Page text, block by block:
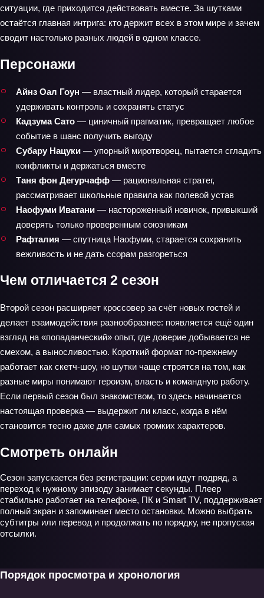
ситуации, где приходится действовать вместе. За шутками
остаётся главная интрига: кто держит всех в этом мире и зачем
сводит настолько разных людей в одном классе.
Персонажи
Айнз Оал Гоун — властный лидер, который старается
удерживать контроль и сохранять статус
Кадзума Сато — циничный прагматик, превращает любое
событие в шанс получить выгоду
Субару Нацуки — упорный миротворец, пытается сгладить
конфликты и держаться вместе
Таня фон Дегурчафф — рациональная стратег,
рассматривает школьные правила как полевой устав
Наофуми Иватани — настороженный новичок, привыкший
доверять только проверенным союзникам
Рафталия — спутница Наофуми, старается сохранить
вежливость и не дать ссорам разгореться
Чем отличается 2 сезон
Второй сезон расширяет кроссовер за счёт новых гостей и
делает взаимодействия разнообразнее: появляется ещё один
взгляд на «попаданческий» опыт, где доверие добывается не
смехом, а выносливостью. Короткий формат по‑прежнему
работает как скетч‑шоу, но шутки чаще строятся на том, как
разные миры понимают героизм, власть и командную работу.
Если первый сезон был знакомством, то здесь начинается
настоящая проверка — выдержит ли класс, когда в нём
становится тесно даже для самых громких характеров.
Смотреть онлайн
Сезон запускается без регистрации: серии идут подряд, а
переход к нужному эпизоду занимает секунды. Плеер
стабильно работает на телефоне, ПК и Smart TV, поддерживает
полный экран и запоминает место остановки. Можно выбрать
субтитры или перевод и продолжать по порядку, не пропуская
отсылки.
Порядок просмотра и хронология